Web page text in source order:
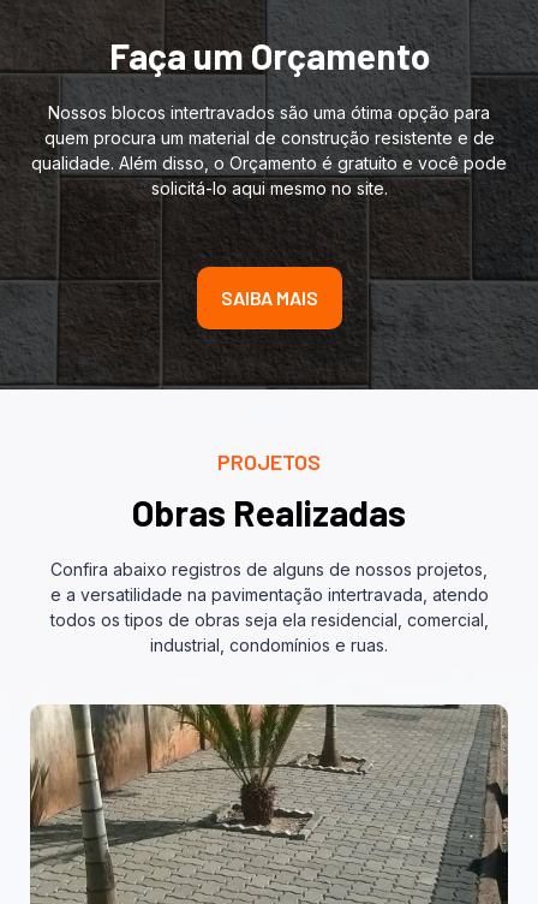
Faça um Orçamento
Nossos blocos intertravados são uma ótima opção para
quem procura um material de construção resistente e de
qualidade. Além disso, o Orçamento é gratuito e você pode
solicitá-lo aqui mesmo no site.
SAIBA MAIS
PROJETOS
Obras Realizadas
Confira abaixo registros de alguns de nossos projetos,
e a versatilidade na pavimentação intertravada, atendo
todos os tipos de obras seja ela residencial, comercial,
industrial, condomínios e ruas.